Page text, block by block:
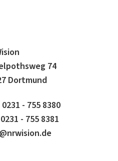
74
Dortmund
- 755 8380
- 755 8381